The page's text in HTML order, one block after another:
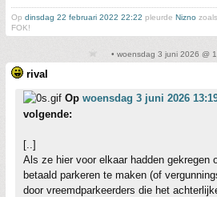
Op dinsdag 22 februari 2022 22:22 pleurde Nizno
FOK!
• woensdag 3 juni 2026 @
rival
Op woensdag 3 juni 2026
volgende:
[..]
Als ze hier voor elkaar hadden gekregen
betaald parkeren te maken (of
door vreemdparkeerders die het